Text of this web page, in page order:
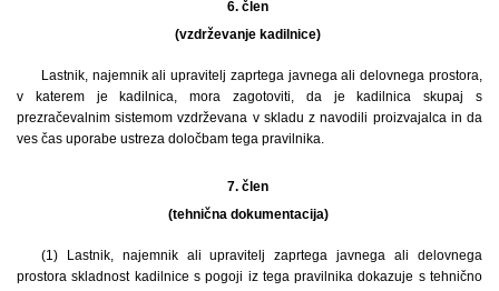
6. člen
(vzdrževanje kadilnice)
Lastnik, najemnik ali upravitelj zaprtega javnega ali delovnega prostora,
v katerem je kadilnica, mora zagotoviti, da je kadilnica skupaj s
prezračevalnim sistemom vzdrževana v skladu z navodili proizvajalca in da
ves čas uporabe ustreza določbam tega pravilnika.
7. člen
(tehnična dokumentacija)
(1) Lastnik, najemnik ali upravitelj zaprtega javnega ali delovnega
prostora skladnost kadilnice s pogoji iz tega pravilnika dokazuje s tehnično